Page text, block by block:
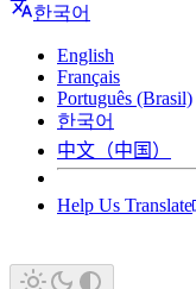
한국어
English
Français
Português (Brasil)
한국어
中文（中国）
Help Us Translate